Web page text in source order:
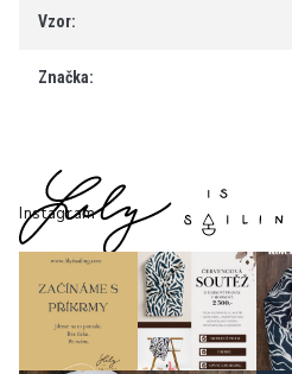
Vzor:
Značka:
Instagram